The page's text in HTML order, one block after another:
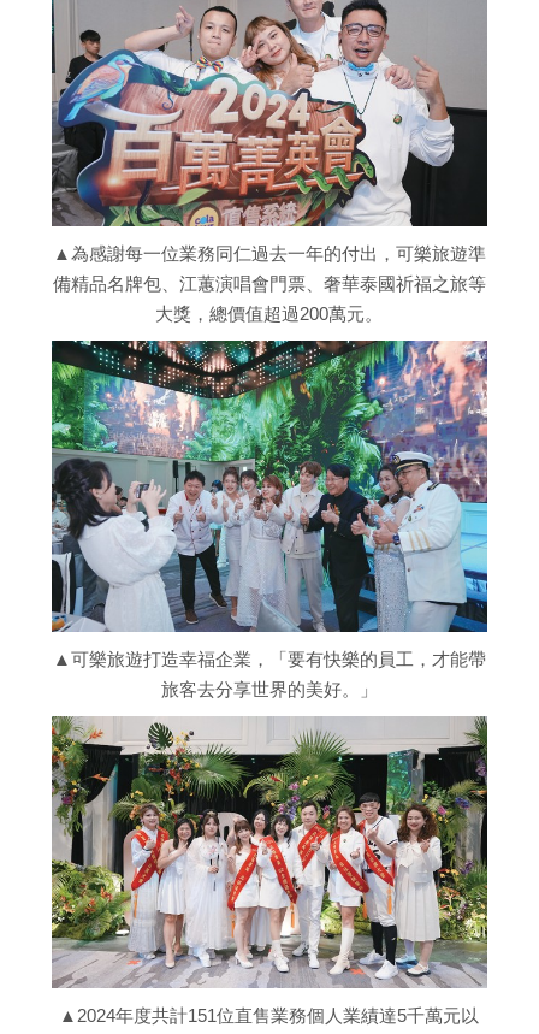
▲為感謝每一位業務同仁過去一年的付出，可樂旅遊準
備精品名牌包、江蕙演唱會門票、奢華泰國祈福之旅等
大獎，總價值超過200萬元。
▲可樂旅遊打造幸福企業，「要有快樂的員工，才能帶
旅客去分享世界的美好。」
▲2024年度共計151位直售業務個人業績達5千萬元以